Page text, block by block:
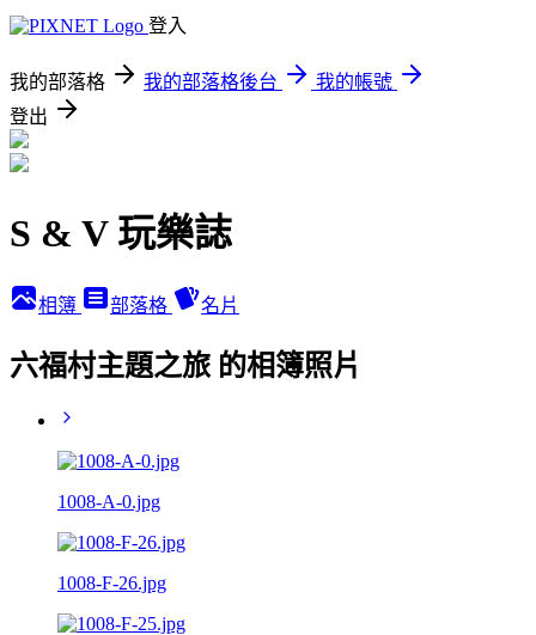
登入
我的部落格 我的部落格後台
我的帳號
登出
S & V 玩樂誌
相簿 部落格 名片
六福村主題之旅 的相簿照片
1008-A-0.jpg
1008-F-26.jpg